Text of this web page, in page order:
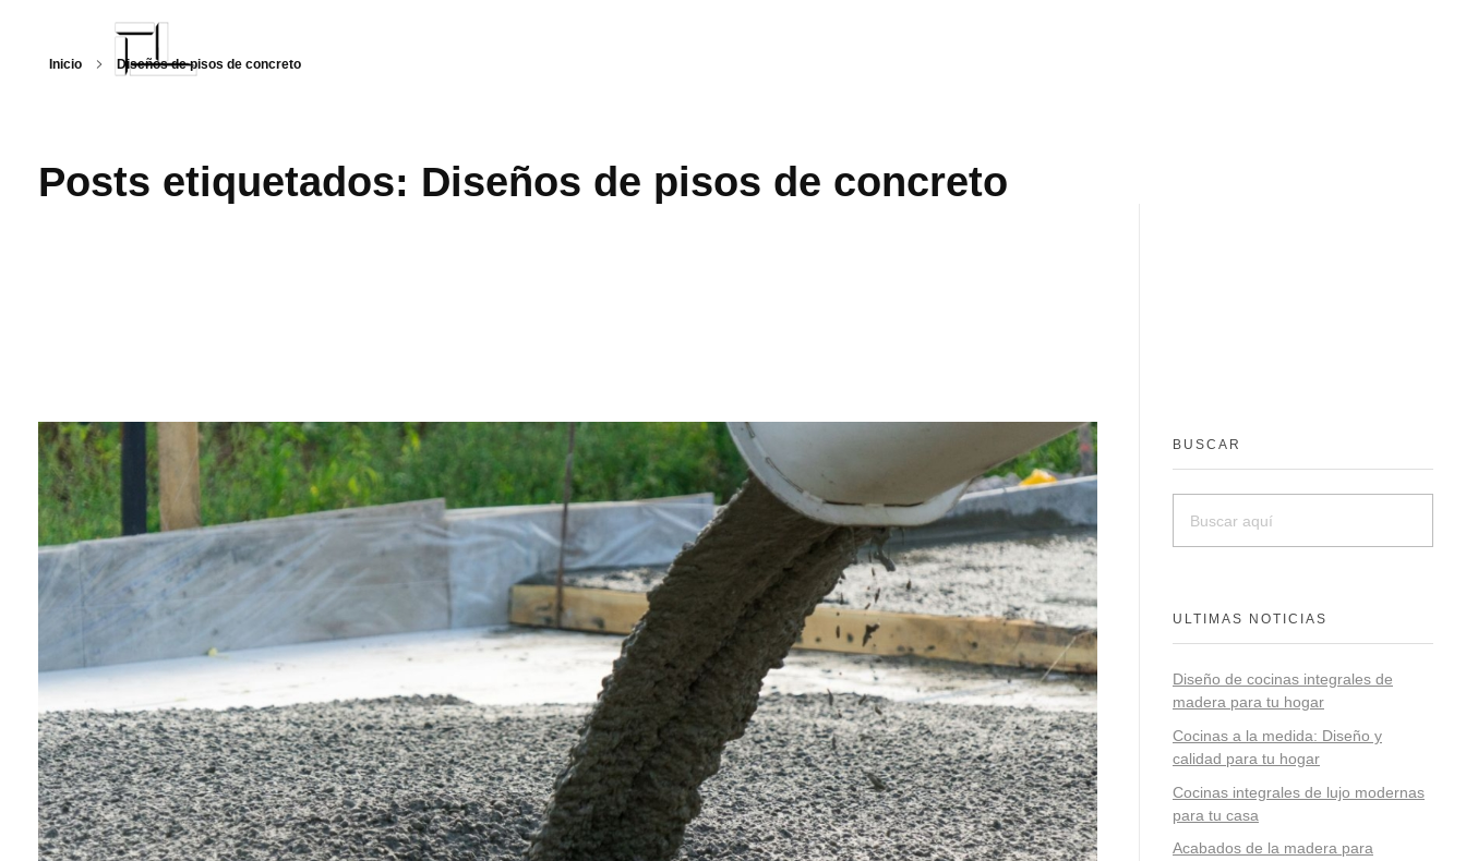
Inicio Diseños de pisos de concreto
Posts etiquetados: Diseños de pisos de concreto
BUSCAR
ULTIMAS NOTICIAS
Diseño de cocinas integrales de
madera para tu hogar
Cocinas a la medida: Diseño y
calidad para tu hogar
Cocinas integrales de lujo modernas
para tu casa
Acabados de la madera para